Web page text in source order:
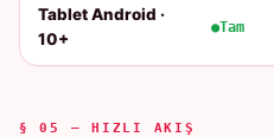
Tablet Android ·
10+
Tam
§ 05 — HIZLI AKIŞ